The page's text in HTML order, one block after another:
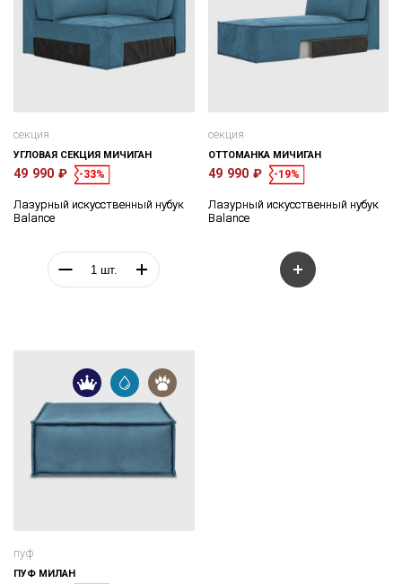
секция
УГЛОВАЯ СЕКЦИЯ МИЧИГАН
49 990 ₽ -33%
Лазурный искусственный нубук
Balance
секция
ОТТОМАНКА МИЧИГАН
49 990 ₽ -19%
Лазурный искусственный нубук
Balance
пуф
ПУФ МИЛАН